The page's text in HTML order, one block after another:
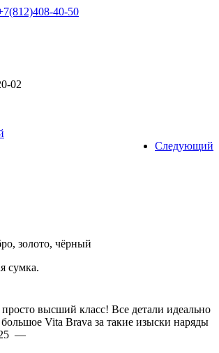
40-50
Следующий
золото, чёрный
сумка.
высший класс! Все детали идеально
Vita Brava за такие изыски наряды
—